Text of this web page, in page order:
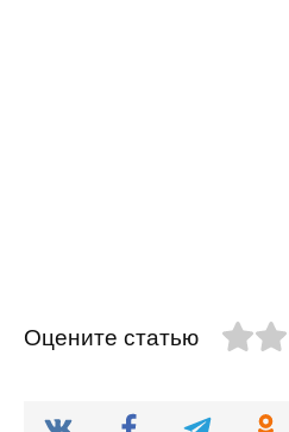
Оцените статью